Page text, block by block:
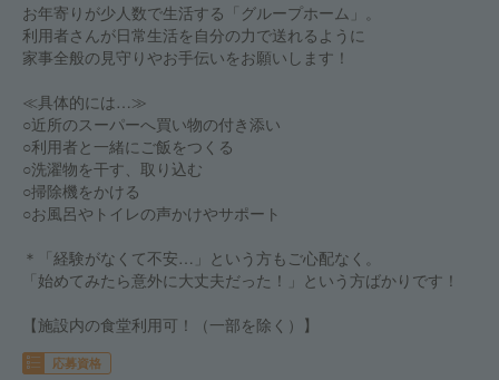
お年寄りが少人数で生活する「グループホーム」。
利用者さんが日常生活を自分の力で送れるように
家事全般の見守りやお手伝いをお願いします！
≪具体的には…≫
○近所のスーパーへ買い物の付き添い
○利用者と一緒にご飯をつくる
○洗濯物を干す、取り込む
○掃除機をかける
○お風呂やトイレの声かけやサポート
＊「経験がなくて不安…」という方もご心配なく。
「始めてみたら意外に大丈夫だった！」という方ばかりです！
【施設内の食堂利用可！（一部を除く）】
応募資格